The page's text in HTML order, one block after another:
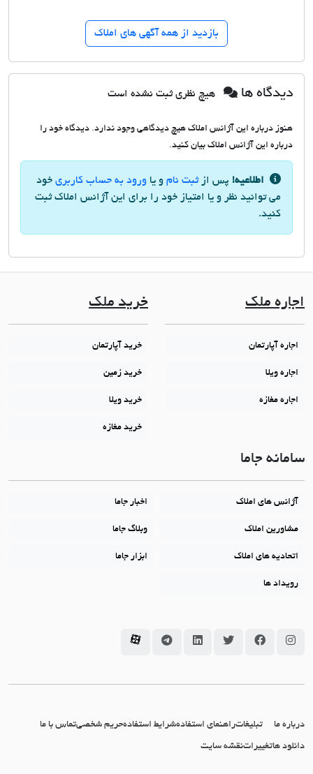
بازدید از همه آگهی های املاک
دیدگاه ها هیچ نظری ثبت نشده است
هنوز درباره این آژانس املاک هیچ دیدگاهی وجود ندارد. دیدگاه خود را
درباره این آژانس املاک بیان کنید.
اطلاعیه! پس ازثبت نام و یا ورود به حساب کاربری خود
می توانید نظر و یا امتیاز خود را برای این آژانس املاک ثبت
کنید.
اجاره ملک
اجاره آپارتمان
اجاره ویلا
اجاره مغازه
خرید ملک
خرید آپارتمان
خرید زمین
خرید ویلا
خرید مغازه
سامانه جاما
آژانس های املاک اخبار جاما
مشاورین املاک وبلاگ جاما
اتحادیه های املاک ابزار جاما
رویداد ها
سامانه جاما در اینستاگرام
سامانه جاما در فیسبوک
سامانه جاما در توئیتر
سامانه جاما در لینکداین
سامانه جاما در تلگرام
سامانه جاما در آپارات
درباره ما تبلیغاتراهنمای استفادهشرایط استفادهحریم شخصیتماس با ما
دانلود هاتغییراتنقشه سایت